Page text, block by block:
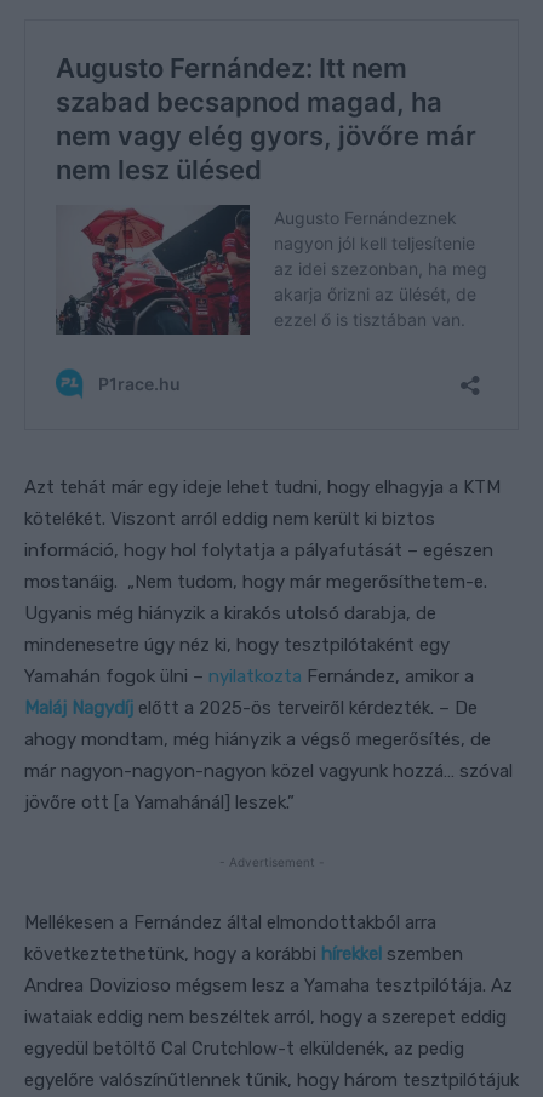
Azt tehát már egy ideje lehet tudni, hogy elhagyja a KTM
kötelékét. Viszont arról eddig nem került ki biztos
információ, hogy hol folytatja a pályafutását – egészen
mostanáig. „Nem tudom, hogy már megerősíthetem-e.
Ugyanis még hiányzik a kirakós utolsó darabja, de
mindenesetre úgy néz ki, hogy tesztpilótaként egy
Yamahán fogok ülni – nyilatkozta Fernández, amikor a
Maláj Nagydíj előtt a 2025-ös terveiről kérdezték. – De
ahogy mondtam, még hiányzik a végső megerősítés, de
már nagyon-nagyon-nagyon közel vagyunk hozzá… szóval
jövőre ott [a Yamahánál] leszek.”
- Advertisement -
Mellékesen a Fernández által elmondottakból arra
következtethetünk, hogy a korábbi hírekkel szemben
Andrea Dovizioso mégsem lesz a Yamaha tesztpilótája. Az
iwataiak eddig nem beszéltek arról, hogy a szerepet eddig
egyedül betöltő Cal Crutchlow-t elküldenék, az pedig
egyelőre valószínűtlennek tűnik, hogy három tesztpilótájuk